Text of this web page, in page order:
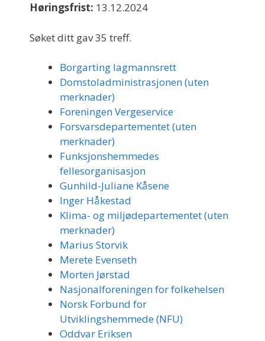
Høringsfrist: 13.12.2024
Søket ditt gav 35 treff.
Borgarting lagmannsrett
Domstoladministrasjonen (uten
merknader)
Foreningen Vergeservice
Forsvarsdepartementet (uten
merknader)
Funksjonshemmedes
fellesorganisasjon
Gunhild-Juliane Kåsene
Inger Håkestad
Klima- og miljødepartementet (uten
merknader)
Marius Storvik
Merete Evenseth
Morten Jørstad
Nasjonalforeningen for folkehelsen
Norsk Forbund for
Utviklingshemmede (NFU)
Oddvar Eriksen